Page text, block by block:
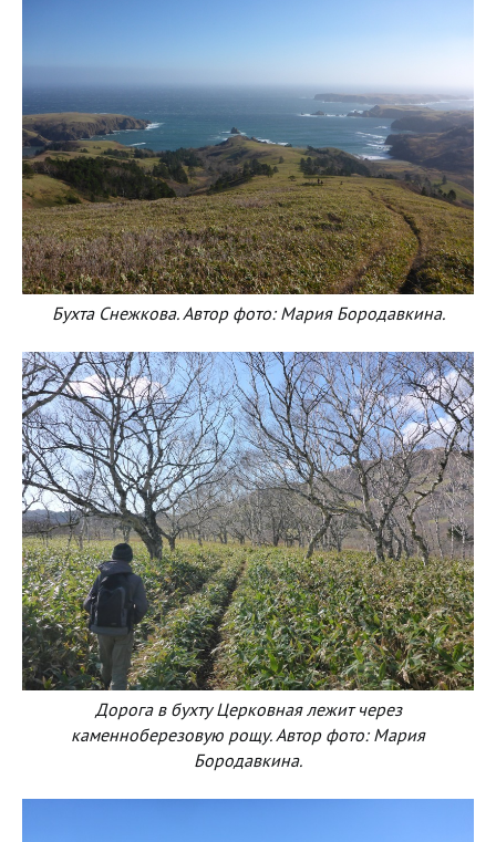
Бухта Снежкова. Автор фото: Мария Бородавкина.
Дорога в бухту Церковная лежит через
каменноберезовую рощу. Автор фото: Мария
Бородавкина.